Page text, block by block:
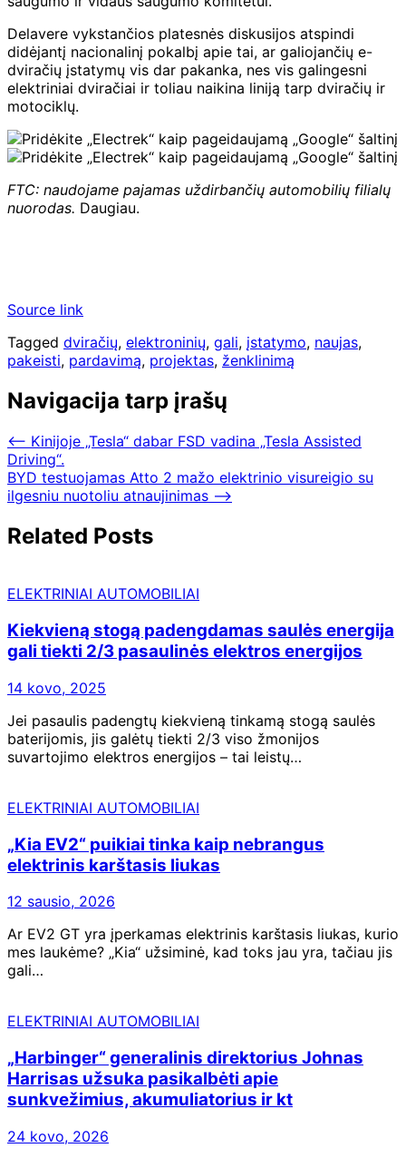
Delavere vykstančios platesnės diskusijos atspindi
didėjantį nacionalinį pokalbį apie tai, ar galiojančių e-
dviračių įstatymų vis dar pakanka, nes vis galingesni
elektriniai dviračiai ir toliau naikina liniją tarp dviračių ir
motociklų.
FTC: naudojame pajamas uždirbančių automobilių filialų
nuorodas. Daugiau.
Source link
Tagged dviračių, elektroninių, gali, įstatymo, naujas,
pakeisti, pardavimą, projektas, ženklinimą
Navigacija tarp įrašų
⟵ Kinijoje „Tesla“ dabar FSD vadina „Tesla Assisted
Driving“.
BYD testuojamas Atto 2 mažo elektrinio visureigio su
ilgesniu nuotoliu atnaujinimas ⟶
Related Posts
ELEKTRINIAI AUTOMOBILIAI
Kiekvieną stogą padengdamas saulės energija
gali tiekti 2/3 pasaulinės elektros energijos
14 kovo, 2025
Jei pasaulis padengtų kiekvieną tinkamą stogą saulės
baterijomis, jis galėtų tiekti 2/3 viso žmonijos
suvartojimo elektros energijos – tai leistų…
ELEKTRINIAI AUTOMOBILIAI
„Kia EV2“ puikiai tinka kaip nebrangus
elektrinis karštasis liukas
12 sausio, 2026
Ar EV2 GT yra įperkamas elektrinis karštasis liukas, kurio
mes laukėme? „Kia“ užsiminė, kad toks jau yra, tačiau jis
gali…
ELEKTRINIAI AUTOMOBILIAI
„Harbinger“ generalinis direktorius Johnas
Harrisas užsuka pasikalbėti apie
sunkvežimius, akumuliatorius ir kt
24 kovo, 2026